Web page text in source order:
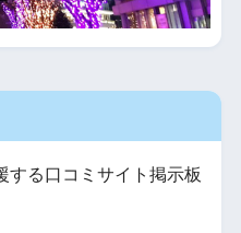
する口コミサイト掲示板